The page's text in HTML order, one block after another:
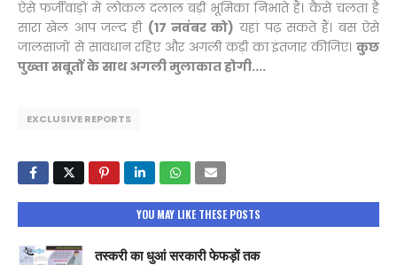
ऐसे फर्जीवाड़ों में लोकल दलाल बड़ी भूमिका निभाते हैं। कैसे चलता है
सारा खेल आप जल्द ही (17 नवंबर को) यहां पढ़ सकते हैं। बस ऐसे
जालसाजों से सावधान रहिए और अगली कड़ी का इंतजार कीजिए। कुछ
पुख्ता सबूतों के साथ अगली मुलाकात होगी....
EXCLUSIVE REPORTS
YOU MAY LIKE THESE POSTS
तस्करी का धुआं सरकारी फेफड़ों तक